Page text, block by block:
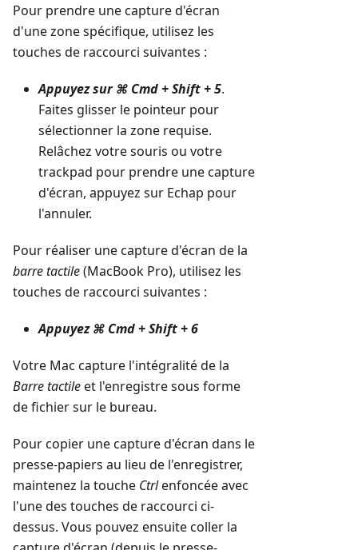
Pour prendre une capture d'écran
d'une zone spécifique, utilisez les
touches de raccourci suivantes :
Appuyez sur⌘ Cmd + Shift + 5.
Faites glisser le pointeur pour
sélectionner la zone requise.
Relâchez votre souris ou votre
trackpad pour prendre une capture
d'écran, appuyez sur Echap pour
l'annuler.
Pour réaliser une capture d'écran de la
barre tactile(MacBook Pro), utilisez les
touches de raccourci suivantes :
Appuyez⌘ Cmd + Shift + 6
Votre Mac capture l'intégralité de la
Barre tactileet l'enregistre sous forme
de fichier sur le bureau.
Pour copier une capture d'écran dans le
presse-papiers au lieu de l'enregistrer,
maintenez la touche Ctrlenfoncée avec
l'une des touches de raccourci ci-
dessus. Vous pouvez ensuite coller la